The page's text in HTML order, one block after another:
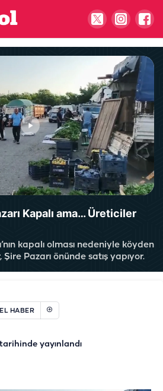
Kapalı ama… Üreticiler
kapalı olması nedeniyle köyden
Pazarı önünde satış yapıyor.
HABER
tarihinde yayınlandı
nasıl olmalı?